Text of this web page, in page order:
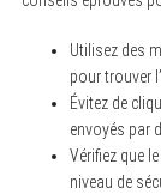
Utilisez des
pour trouver
Évitez de
envoyés par
Vérifiez que
niveau de
S
e
a
r